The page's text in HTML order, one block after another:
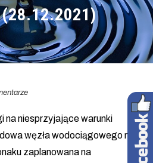
(28.12.2021)
na niesprzyjające warunki
węzła wodociągowego na
zaplanowana na